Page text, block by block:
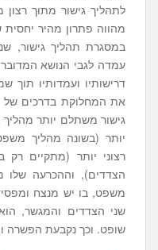
לתהליך גישור מתוך
מהווה פתרון מהיר
במסגרת תהליך גישור,
עמדה לגבי הנושא
דרישותיו ועמדותיו תוך
את המחלוקת בדרכים של
גישור משתלם יותר מהליך
יותר (בשונה מהליך
רצוני יותר (מתקיים
הצדדים), וההכרעה שלו
משפט, בו יש מנצח
שני הצדדים והמגשר,
שופט. וכך נקבעת הפשרה